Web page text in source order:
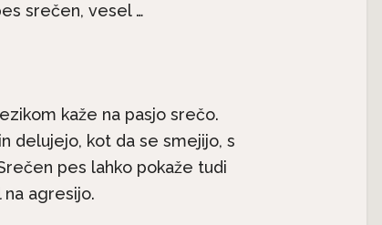
srečen, vesel …
kaže na pasjo srečo.
delujejo, kot da se smejijo, s
pes lahko pokaže tudi
na agresijo.
Irski
pes, ki
Pasme na kratko: Maltežan